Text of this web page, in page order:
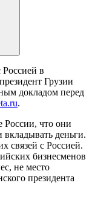
в
Грузии
докладом перед
.
России, что они
вкладывать деньги.
связей с Россией.
бизнесменов
не место
президента